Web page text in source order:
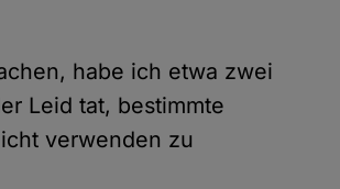
habe ich etwa zwei
Leid tat, bestimmte
verwenden zu